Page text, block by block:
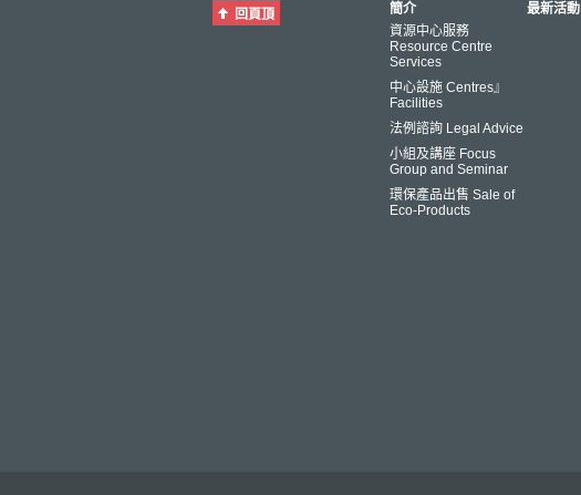
回頁頂
簡介
資源中心服務
Resource Centre
Services
中心設施 Centres』
Facilities
法例諮詢 Legal Advice
小組及講座 Focus
Group and Seminar
環保產品出售 Sale of
Eco-Products
最新活動